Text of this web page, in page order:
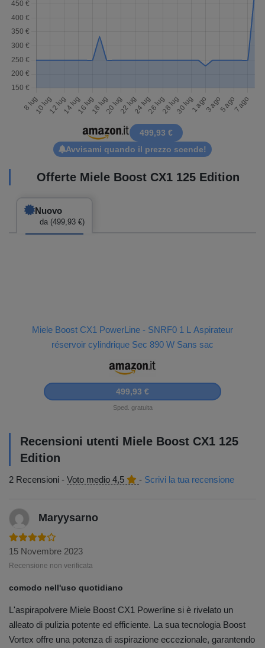
499,93 €
Avvisami quando il prezzo scende!
Offerte Miele Boost CX1 125 Edition
Nuovo
da (499,93 €)
Miele Boost CX1 PowerLine - SNRF0 1 L Aspirateur
réservoir cylindrique Sec 890 W Sans sac
499,93 €
Sped. gratuita
Recensioni utenti Miele Boost CX1 125
Edition
2 Recensioni - Voto medio 4,5 - Scrivi la tua recensione
Maryysarno
15 Novembre 2023
Recensione non verificata
comodo nell'uso quotidiano
L'aspirapolvere Miele Boost CX1 Powerline si è rivelato un
alleato di pulizia potente ed efficiente. La sua tecnologia Boost
Vortex offre una potenza di aspirazione eccezionale, garantendo